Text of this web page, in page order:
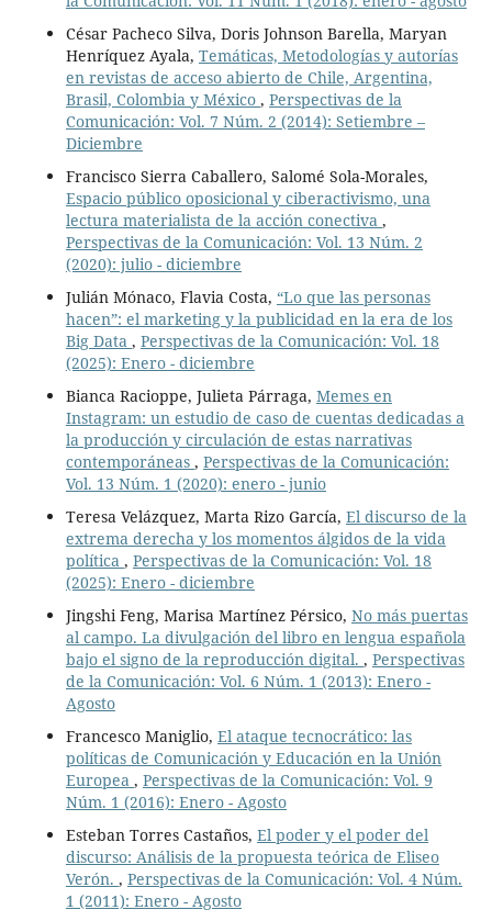
César Pacheco Silva, Doris Johnson Barella, Maryan
Henríquez Ayala, Temáticas, Metodologías y autorías
en revistas de acceso abierto de Chile, Argentina,
Brasil, Colombia y México , Perspectivas de la
Comunicación: Vol. 7 Núm. 2 (2014): Setiembre –
Diciembre
Francisco Sierra Caballero, Salomé Sola-Morales,
Espacio público oposicional y ciberactivismo, una
lectura materialista de la acción conectiva ,
Perspectivas de la Comunicación: Vol. 13 Núm. 2
(2020): julio - diciembre
Julián Mónaco, Flavia Costa, “Lo que las personas
hacen”: el marketing y la publicidad en la era de los
Big Data , Perspectivas de la Comunicación: Vol. 18
(2025): Enero - diciembre
Bianca Racioppe, Julieta Párraga, Memes en
Instagram: un estudio de caso de cuentas dedicadas a
la producción y circulación de estas narrativas
contemporáneas , Perspectivas de la Comunicación:
Vol. 13 Núm. 1 (2020): enero - junio
Teresa Velázquez, Marta Rizo García, El discurso de la
extrema derecha y los momentos álgidos de la vida
política , Perspectivas de la Comunicación: Vol. 18
(2025): Enero - diciembre
Jingshi Feng, Marisa Martínez Pérsico, No más puertas
al campo. La divulgación del libro en lengua española
bajo el signo de la reproducción digital. , Perspectivas
de la Comunicación: Vol. 6 Núm. 1 (2013): Enero -
Agosto
Francesco Maniglio, El ataque tecnocrático: las
políticas de Comunicación y Educación en la Unión
Europea , Perspectivas de la Comunicación: Vol. 9
Núm. 1 (2016): Enero - Agosto
Esteban Torres Castaños, El poder y el poder del
discurso: Análisis de la propuesta teórica de Eliseo
Verón. , Perspectivas de la Comunicación: Vol. 4 Núm.
1 (2011): Enero - Agosto